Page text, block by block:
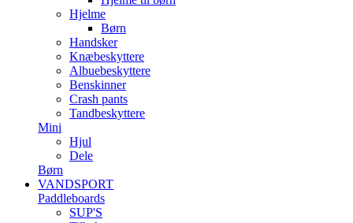
Hjelme
Børn
Handsker
Knæbeskyttere
Albuebeskyttere
Benskinner
Crash pants
Tandbeskyttere
Mini
Hjul
Dele
Børn
VANDSPORT
Paddleboards
SUP'S